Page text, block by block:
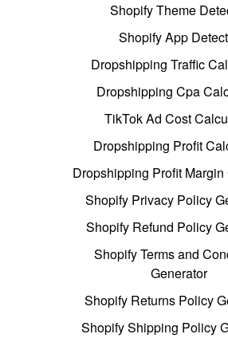
Shopify Theme
Shopify App
Dropshipping Traffic
Dropshipping Cpa
TikTok Ad Cost
Dropshipping Profit
Dropshipping Profit
Shopify Privacy Policy
Shopify Refund Policy
Shopify Terms and
Generator
Shopify Returns Policy
Shopify Shipping Policy